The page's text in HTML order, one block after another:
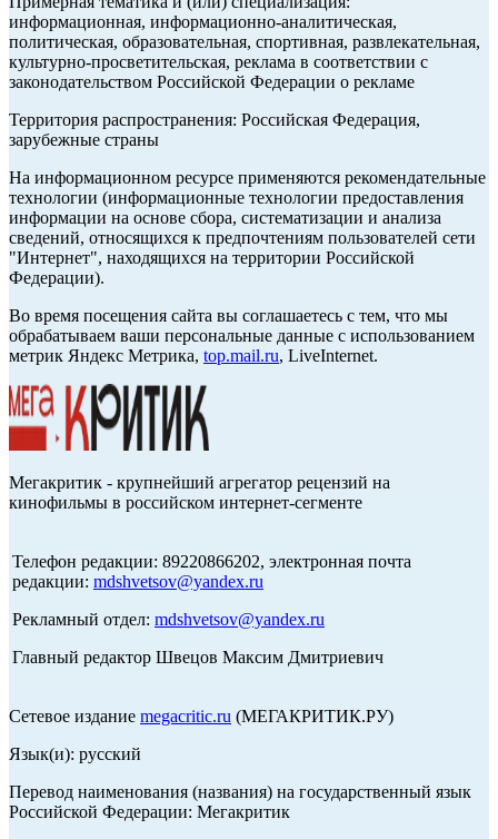
информационная, информационно-аналитическая,
политическая, образовательная, спортивная, развлекательная,
культурно-просветительская, реклама в соответствии с
законодательством Российской Федерации о рекламе
Территория распространения: Российская Федерация,
зарубежные страны
На информационном ресурсе применяются рекомендательные
технологии (информационные технологии предоставления
информации на основе сбора, систематизации и анализа
сведений, относящихся к предпочтениям пользователей сети
"Интернет", находящихся на территории Российской
Федерации).
Во время посещения сайта вы соглашаетесь с тем, что мы
обрабатываем ваши персональные данные с использованием
метрик Яндекс Метрика, top.mail.ru, LiveInternet.
Мегакритик - крупнейший агрегатор рецензий на
кинофильмы в российском интернет-сегменте
Телефон редакции: 89220866202, электронная почта
редакции: mdshvetsov@yandex.ru
Рекламный отдел: mdshvetsov@yandex.ru
Главный редактор Швецов Максим Дмитриевич
Сетевое издание megacritic.ru (МЕГАКРИТИК.РУ)
Язык(и): русский
Перевод наименования (названия) на государственный язык
Российской Федерации: Мегакритик